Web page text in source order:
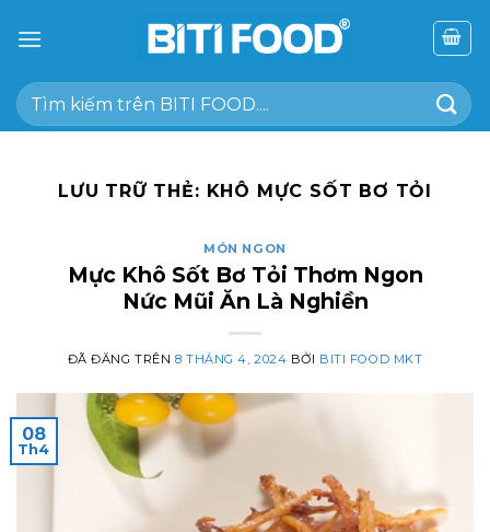
đến
dung
Tìm
kiếm:
LƯU TRỮ THẺ: KHÔ MỰC SỐT BƠ TỎI
MÓN NGON
Mực Khô Sốt Bơ Tỏi Thơm Ngon
Nức Mũi Ăn Là Nghiền
ĐÃ ĐĂNG TRÊN 8 THÁNG 4, 2024 BỞI BITI FOOD MKT
08
Th4